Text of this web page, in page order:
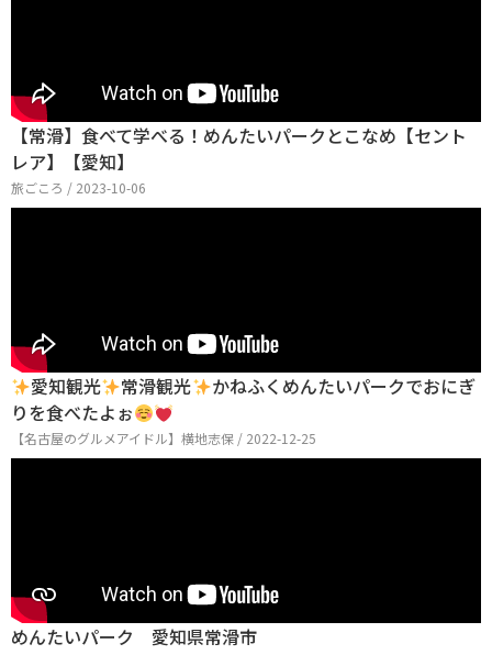
【常滑】食べて学べる！めんたいパークとこなめ【セント
レア】【愛知】
旅ごころ / 2023-10-06
愛知観光 常滑観光
かねふくめんたいパークでおにぎ
りを食べたよぉ
【名古屋のグルメアイドル】横地志保 / 2022-12-25
めんたいパーク 愛知県常滑市